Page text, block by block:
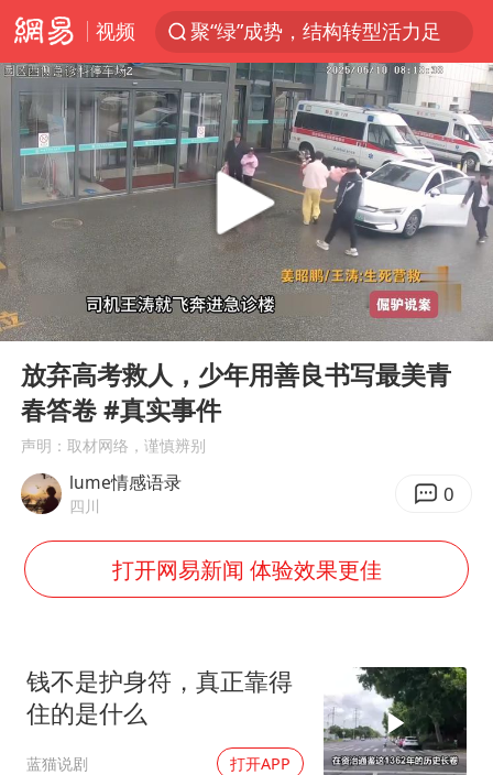
视频
聚“绿”成势，结构转型活力足
印度暴发金迪普拉病毒
41岁女子为鼓励女儿考上985研究生
郑国霖回应去景区上班被保安拦下
24小时不关空调 电费反而更低？
陕西柞水突发泥石流致1死2失联
“梅姨”已是老年人 死刑或适用受限
“事业单位招聘不是人情买卖”
杭州一小区17楼玻璃幕墙爆裂
美国退回1000亿美元关税
李亚鹏向地铁吐血女孩捐99999元
杨某某拒服兵役 不得录用为公务员
要给全体职工“应休尽休”的底气
中国经济展现强大韧性和活力
Play
00:00 05:07
放弃高考救人，少年用善良书写最美青
春答卷 #真实事件
声明：取材网络，谨慎辨别
lume情感语录
四川 0
打开网易新闻 体验效果更佳
钱不是护身符，真正靠得
住的是什么
蓝猫说剧 打开APP